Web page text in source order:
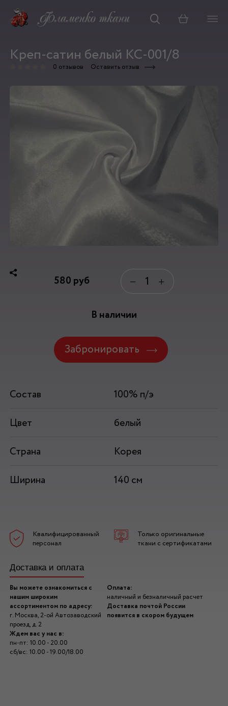
Корзина
Креп-сатин белый КС-001/8
0 отзывов Оставить отзыв
580 руб − +
В наличии
Забронировать
Состав
100% п/э
Цвет
белый
Страна
Корея
Ширина
140 см
Квалифицированный
персонал
Только оригинальные
ткани с сертификатами
Доставка и оплата
Вы можете ознакомиться с
нашим широким
ассортиментом по адресу:
г. Москва, 2-ой Автозаводский
проезд, д. 2
Ждем вас у нас в:
пн-пт: 10.00 - 20.00
сб/вс: 10.00 - 19.00/18.00
Оплата:
наличный и безналичный расчет
Доставка почтой России
появится в скором будущем